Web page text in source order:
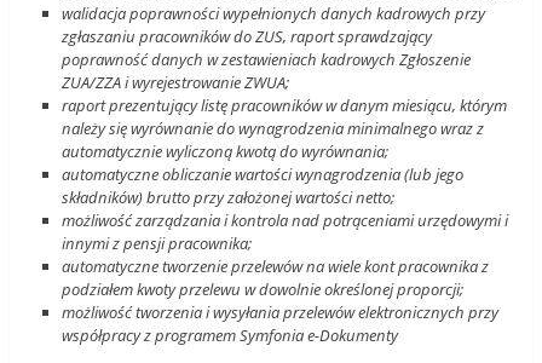
walidacja poprawności wypełnionych danych kadrowych przy
zgłaszaniu pracowników do ZUS, raport sprawdzający
poprawność danych w zestawieniach kadrowych Zgłoszenie
ZUA/ZZA i wyrejestrowanie ZWUA;
raport prezentujący listę pracowników w danym miesiącu, którym
należy się wyrównanie do wynagrodzenia minimalnego wraz z
automatycznie wyliczoną kwotą do wyrównania;
automatyczne obliczanie wartości wynagrodzenia (lub jego
składników) brutto przy założonej wartości netto;
możliwość zarządzania i kontrola nad potrąceniami urzędowymi i
innymi z pensji pracownika;
automatyczne tworzenie przelewów na wiele kont pracownika z
podziałem kwoty przelewu w dowolnie określonej proporcji;
możliwość tworzenia i wysyłania przelewów elektronicznych przy
współpracy z programem Symfonia e-Dokumenty